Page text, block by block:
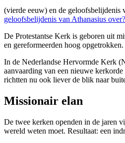
(vierde eeuw) en de geloofsbelijdenis
geloofsbelijdenis van Athanasius over?
De Protestantse Kerk is geboren uit
en gereformeerden hoog
In de Nederlandse Hervormde Kerk
aanvaarding van een nieuwe
richtten nu ook liever de blik naar
Missionair elan
De twee kerken openden in de jaren
wereld weten moet. Resultaat: een